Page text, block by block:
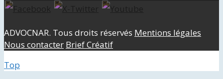
ADVOCNAR. Tous droits réservés Mentions légales
Nous contacter Brief Créatif
Top